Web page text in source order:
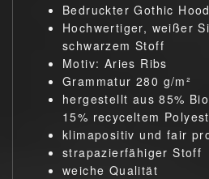
Bedruckter Gothic
Hochwertiger, weißer
schwarzem Stoff
Motiv: Aries Ribs
Grammatur 280 g/m²
hergestellt aus 85%
15% recyceltem
klimapositiv und fair
strapazierfähiger Stoff
weiche Qualität